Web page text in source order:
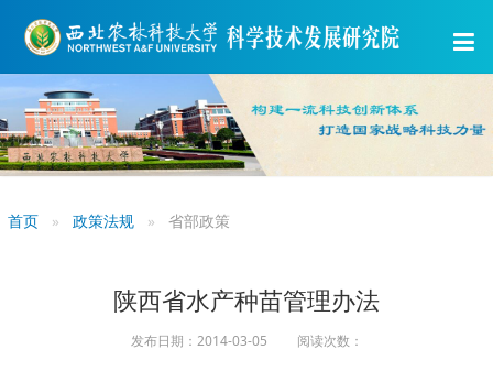
首页 政策法规 省部政策
陕西省水产种苗管理办法
发布日期：2014-03-05 阅读次数：